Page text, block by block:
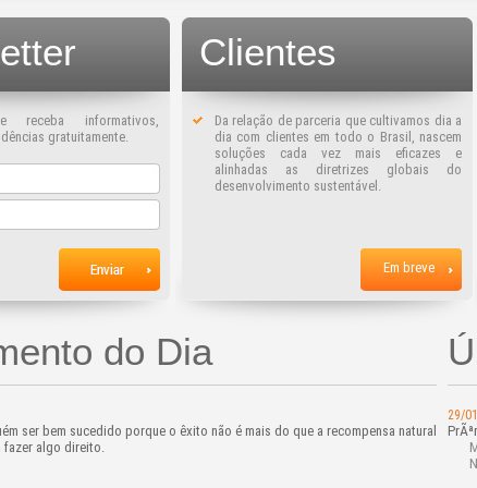
receba informativos,
gratuitamente.
Clientes
Da relação de parceria que cultivamos dia a
dia com clientes em todo o Brasil, nascem
soluções cada vez mais eficazes e
alinhadas as diretrizes globais do
desenvolvimento sustentável.
Em breve
do Dia
ser bem sucedido porque o êxito não é mais do que a recompensa natural
fazer algo direito.
29/